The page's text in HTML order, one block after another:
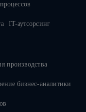
IT-аутсорсинг
производства
бизнес-аналитики